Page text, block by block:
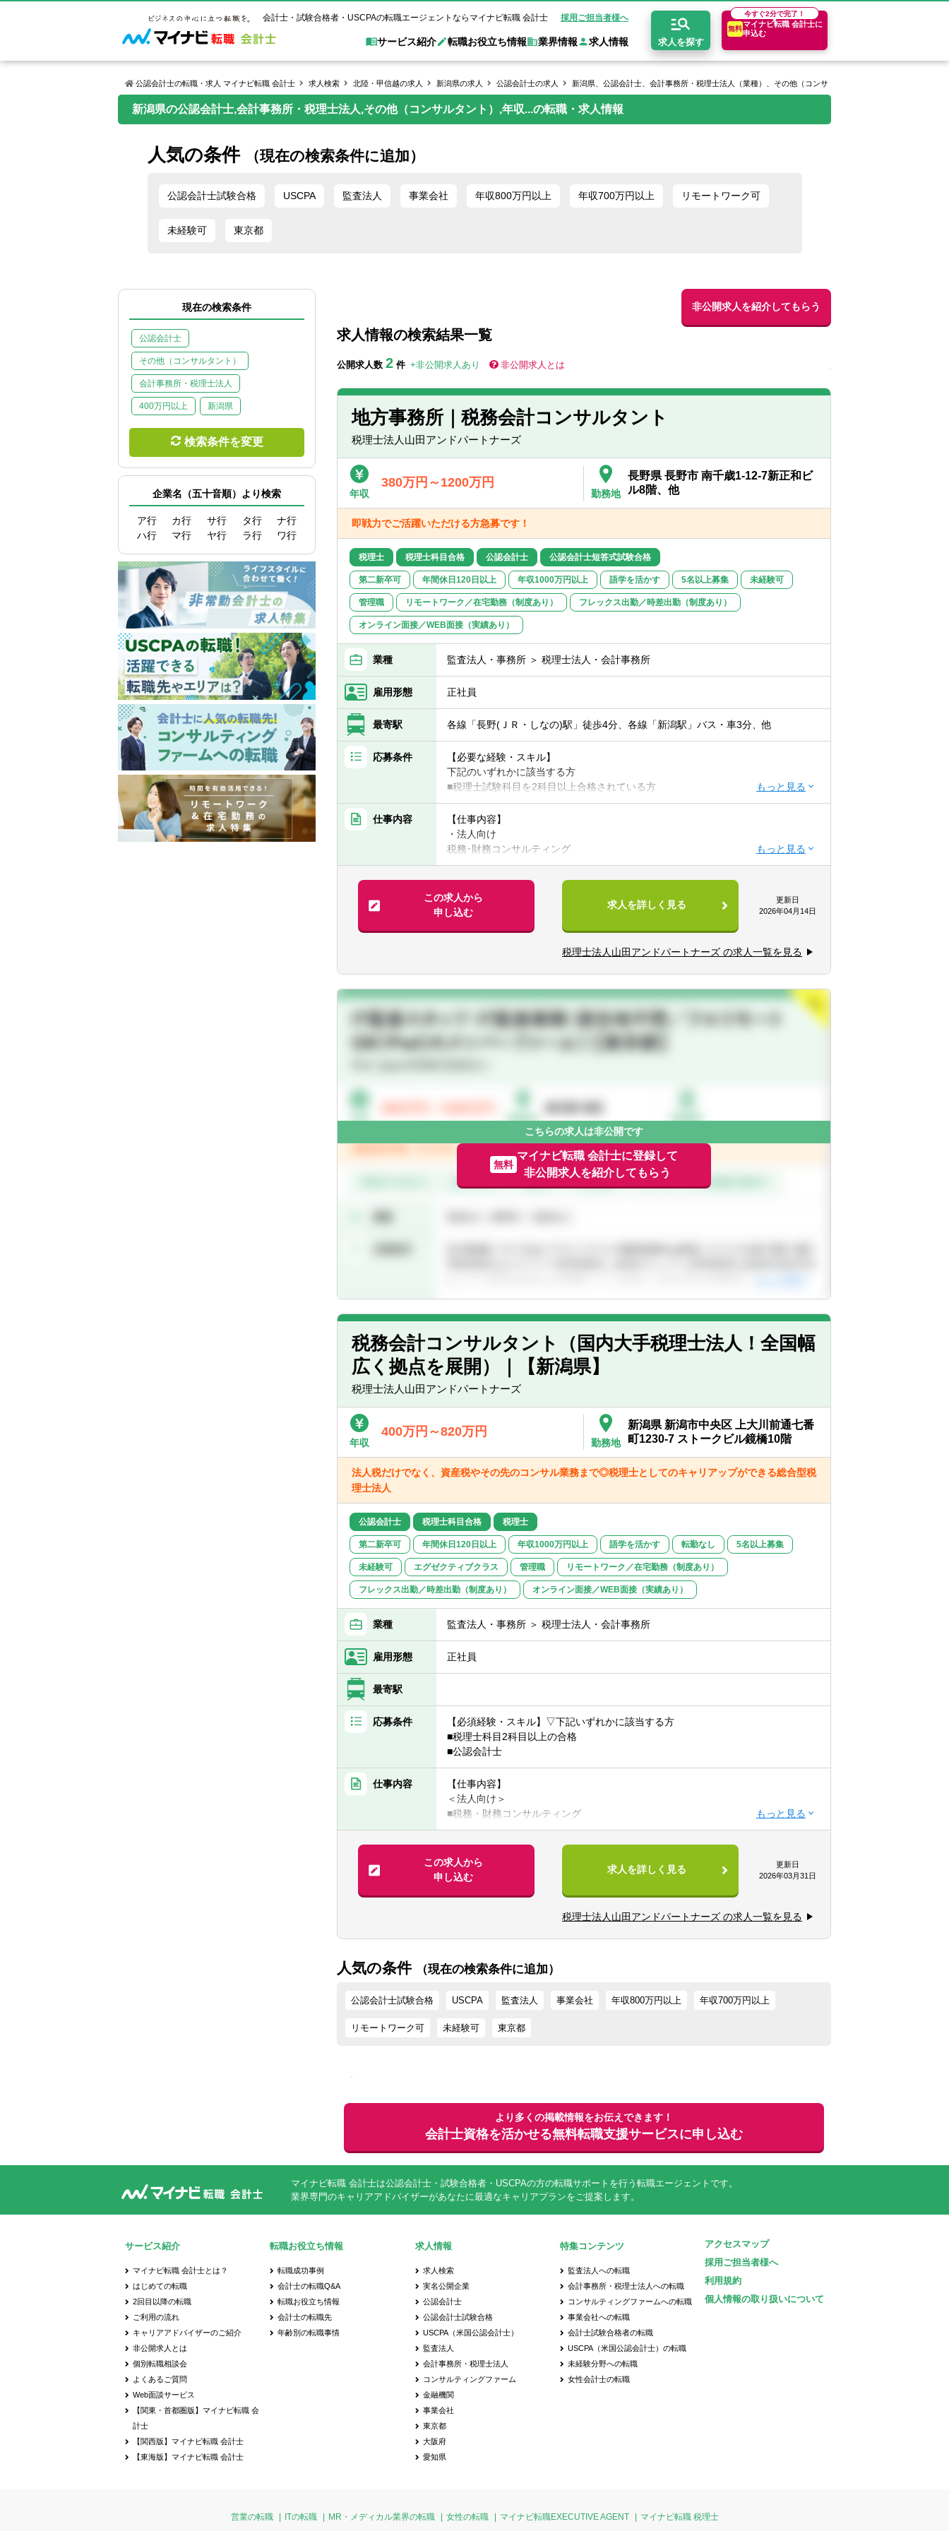
会計士・試験合格者・USCPAの転職エージェントならマイナビ転職 会計士 採用ご担当者様へ
求人を探す
今すぐ2分で完了！
無料
マイナビ転職 会計士に
申込む
サービス紹介
マイナビ転職 会計士とは？
ご利用の流れ
Web面談サービス
転職成功事例
転職お役立ち情報
年齢別転職ポイント
2回目以降の転職の方へ
女性会計士の転職
未経験分野への転職 WEB面接完全ガイド
業界情報
受験資格・申し込み手順
試験合格後の流れ 監査法人 事業会社
求人情報
公認会計士
USCPA（米国公認会計士）
会計事務所・税理士法人 事業会社
東海
公認会計士の転職・求人 マイナビ転職 会計士 求人検索 北陸・甲信越の求人 新潟県の求人 公認会計士の求人 新潟県、公認会計士、会計事務所・税理士法人（業種）、その他（コンサルタント）（職種）、年収400万
新潟県の公認会計士,会計事務所・税理士法人,その他（コンサルタント）,年収...の転職・求人情報
人気の条件 （現在の検索条件に追加）
公認会計士試験合格 USCPA 監査法人 事業会社 年収800万円以上 年収700万円以上 リモートワーク可
未経験可 東京都
現在の検索条件
公認会計士
その他（コンサルタント）
会計事務所・税理士法人
400万円以上 新潟県
検索条件を変更
企業名（五十音順）より検索
ア行 カ行 サ行 タ行
ナ行
ハ行
マ行 ヤ行 ラ行 ワ行
求人情報の検索結果一覧
公開求人数 2 件 +非公開求人あり 非公開求人とは
非公開求人を紹介してもらう
地方事務所｜税務会計コンサルタント
税理士法人山田アンドパートナーズ
年収
380万円～1200万円
勤務地
長野県 長野市 南千歳1-12-7新正和ビ
ル8階、他
即戦力でご活躍いただける方急募です！
税理士 税理士科目合格 公認会計士 公認会計士短答式試験合格
第二新卒可 年間休日120日以上 年収1000万円以上 語学を活かす 5名以上募集 未経験可
管理職 リモートワーク／在宅勤務（制度あり） フレックス出勤／時差出勤（制度あり）
オンライン面接／WEB面接（実績あり）
業種 監査法人・事務所 ＞ 税理士法人・会計事務所
雇用形態 正社員
最寄駅 各線「長野(ＪＲ・しなの)駅」徒歩4分、各線「新潟駅」バス・車3分、他
応募条件
【必要な経験・スキル】
下記のいずれかに該当する方
■税理士試験科目を2科目以上合格されている方
■公認会計士、または公認会計士試験合格者の方
※経験年数についてはご相談に応じます
▽東京・大阪以外
【歓迎要件】
税務・会計に留まらず、総合的コンサルティングやライフプランニングを通じた自
己実現に興味のある方
仕事内容
【仕事内容】
・法人向け
税務･財務コンサルティング
事業承継コンサルティング
企業再編･M＆Aコンサルティング
経営コンサルティング
国際税務･IFRS対策コンサルティング
不動産コンサルティング
※所属部署による仕事内容の偏りは少なく、様々な業務に携わることが出来ます。
この求人から
申し込む
求人を詳しく見る
更新日
2026年04月14日
税理士法人山田アンドパートナーズ の求人一覧を見る
こちらの求人は非公開です
無料
マイナビ転職 会計士に登録して
非公開求人を紹介してもらう
税務会計コンサルタント（国内大手税理士法人！全国幅
広く拠点を展開）｜【新潟県】
税理士法人山田アンドパートナーズ
年収
400万円～820万円
勤務地
新潟県 新潟市中央区 上大川前通七番
町1230-7 ストークビル鏡橋10階
法人税だけでなく、資産税やその先のコンサル業務まで◎税理士としてのキャリアップができる総合型税
理士法人
公認会計士 税理士科目合格 税理士
第二新卒可 年間休日120日以上 年収1000万円以上 語学を活かす 転勤なし 5名以上募集
未経験可 エグゼクティブクラス 管理職 リモートワーク／在宅勤務（制度あり）
フレックス出勤／時差出勤（制度あり） オンライン面接／WEB面接（実績あり）
業種 監査法人・事務所 ＞ 税理士法人・会計事務所
雇用形態 正社員
最寄駅
応募条件
【必須経験・スキル】▽下記いずれかに該当する方
■税理士科目2科目以上の合格
■公認会計士
仕事内容
【仕事内容】
＜法人向け＞
■税務・財務コンサルティング
■事業承継コンサルティング
■企業組織再編・M&Aコンサルティング
■電子帳簿保存法対応コンサルティング
■国際税務・移転価格コンサルティング
■不動産関連コンサルティング
この求人から
申し込む
求人を詳しく見る
更新日
2026年03月31日
税理士法人山田アンドパートナーズ の求人一覧を見る
人気の条件 （現在の検索条件に追加）
公認会計士試験合格 USCPA 監査法人 事業会社 年収800万円以上 年収700万円以上
リモートワーク可 未経験可 東京都
より多くの掲載情報をお伝えできます！
会計士資格を活かせる無料転職支援サービスに申し込む
マイナビ転職 会計士は公認会計士・試験合格者・USCPAの方の転職サポートを行う転職エージェントです。
業界専門のキャリアアドバイザーがあなたに最適なキャリアプランをご提案します。
サービス紹介
マイナビ転職 会計士とは？
はじめての転職
2回目以降の転職
ご利用の流れ
キャリアアドバイザーのご紹介
非公開求人とは
個別転職相談会
よくあるご質問
Web面談サービス
【関東・首都圏版】マイナビ転職 会
計士
【関西版】マイナビ転職 会計士
【東海版】マイナビ転職 会計士
転職お役立ち情報
転職成功事例
会計士の転職Q&A
転職お役立ち情報
会計士の転職先
年齢別の転職事情
求人情報
求人検索
実名公開企業
公認会計士
公認会計士試験合格
USCPA（米国公認会計士）
監査法人
会計事務所・税理士法人
コンサルティングファーム
金融機関
事業会社
東京都
大阪府
愛知県
特集コンテンツ
監査法人への転職
会計事務所・税理士法人への転職
コンサルティングファームへの転職
事業会社への転職
会計士試験合格者の転職
USCPA（米国公認会計士）の転職
未経験分野への転職
女性会計士の転職
アクセスマップ
採用ご担当者様へ
利用規約
個人情報の取り扱いについて
営業の転職 ITの転職 MR・メディカル業界の転職 女性の転職 マイナビ転職EXECUTIVE AGENT マイナビ転職 税理士